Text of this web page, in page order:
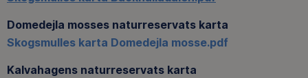
Domedejla mosses naturreservats karta
Skogsmulles karta Domedejla mosse.pdf
Kalvahagens naturreservats karta